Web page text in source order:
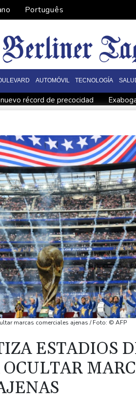
Português
AUTOMÓVIL TECNOLOGÍA
récord de precocidad
de Yemen
España impone
De la Espriella: un millonario
marcas comerciales ajenas / Foto: © AFP
ESTADIOS